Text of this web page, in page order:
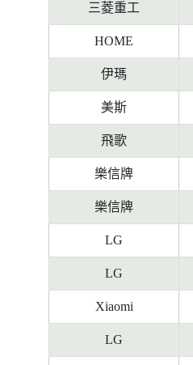
三菱重工
HOME
伊瑪
美斯
飛歌
樂信牌
樂信牌
LG
LG
Xiaomi
LG